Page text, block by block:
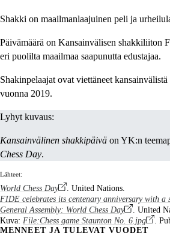
Shakki on maailmanlaajuinen peli ja
Päivämäärä on Kansainvälisen shakkiliiton
eri puolilta maailmaa saapunutta edustajaa.
Shakinpelaajat ovat viettäneet
vuonna 2019.
Lyhyt kuvaus:
Kansainvälinen shakkipäivä on YK:n
Chess Day.
Lähteet:
World Chess Day
. United Nations.
FIDE celebrates its centenary anniversary with a
General Assembly: World Chess Day
. United
Kuva: File:Chess game Staunton No. 6.jpg .
MENNEET JA TULEVAT VUODET